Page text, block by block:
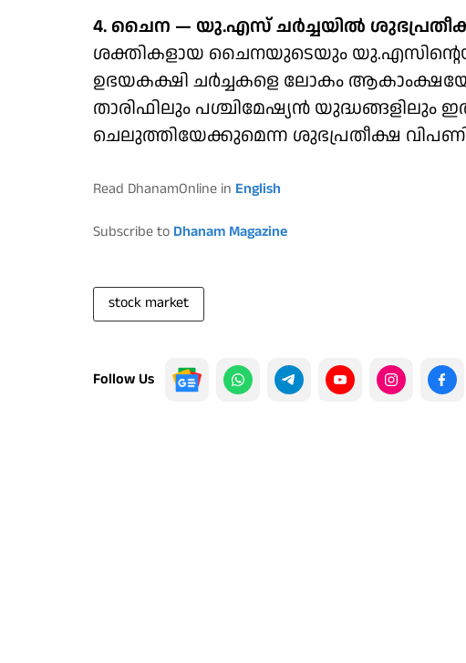
4. ചൈന — യു.എസ് ചർച്ചയിൽ
ശക്തികളായ ചൈനയുടെയും
ഉഭയകക്ഷി ചർച്ചകളെ ലോകം
താരിഫിലും പശ്ചിമേഷ്യൻ യുദ്ധങ്ങളിലും
ചെലുത്തിയേക്കുമെന്ന ശുഭപ്രതീക്ഷ
Read DhanamOnline in English
Subscribe to Dhanam Magazine
stock market
Follow Us